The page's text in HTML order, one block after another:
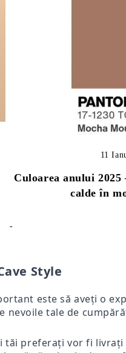
Culoarea anului 2025
calde în
11
-
Style
este să aveți o
nevoile tale de
tăi preferați vor fi